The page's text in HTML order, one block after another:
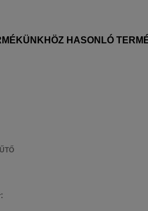
HASONLÓ